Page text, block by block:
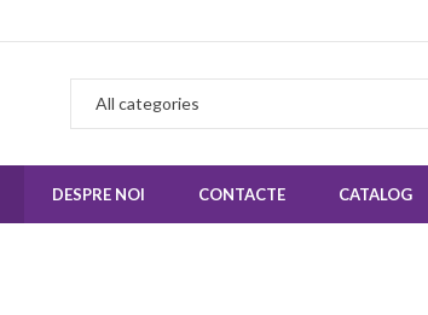
DESPRE NOI CONTACTE CATALOG